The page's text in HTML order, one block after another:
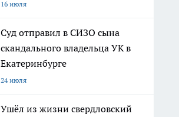
16 июля
Суд отправил в СИЗО сына
скандального владельца УК в
Екатеринбурге
24 июля
Ушёл из жизни свердловский